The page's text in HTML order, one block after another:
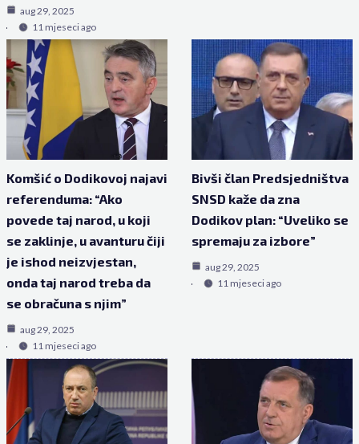
aug 29, 2025
11 mjeseci ago
Komšić o Dodikovoj najavi
referenduma: “Ako
povede taj narod, u koji
se zaklinje, u avanturu čiji
je ishod neizvjestan,
onda taj narod treba da
se obračuna s njim”
aug 29, 2025
11 mjeseci ago
Bivši član Predsjedništva
SNSD kaže da zna
Dodikov plan: “Uveliko se
spremaju za izbore”
aug 29, 2025
11 mjeseci ago